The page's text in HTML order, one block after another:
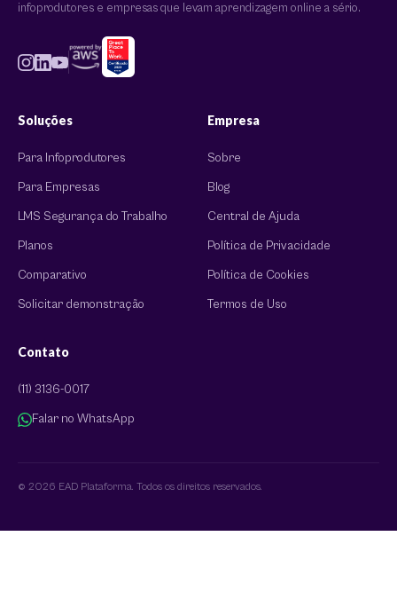
infoprodutores e empresas que levam aprendizagem online a sério.
Soluções
Para Infoprodutores
Para Empresas
LMS Segurança do Trabalho
Planos
Comparativo
Solicitar demonstração
Empresa
Sobre
Blog
Central de Ajuda
Política de Privacidade
Política de Cookies
Termos de Uso
Contato
(11) 3136-0017
Falar no WhatsApp
© 2026 EAD Plataforma. Todos os direitos reservados.